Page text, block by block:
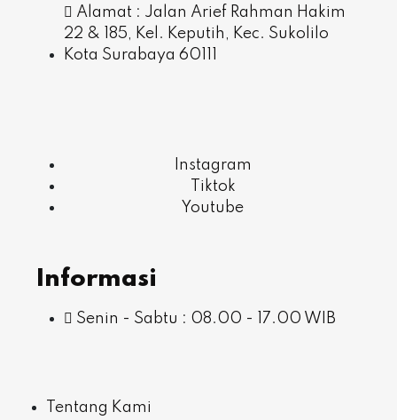
Alamat : Jalan Arief Rahman Hakim
22 & 185, Kel. Keputih, Kec. Sukolilo
Kota Surabaya 60111
Instagram
Tiktok
Youtube
Informasi
Senin - Sabtu : 08.00 - 17.00 WIB
Tentang Kami